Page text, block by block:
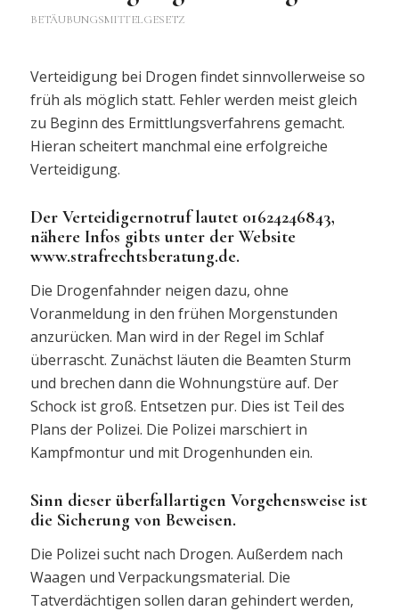
BETÄUBUNGSMITTELGESETZ
Verteidigung bei Drogen findet sinnvollerweise so
früh als möglich statt. Fehler werden meist gleich
zu Beginn des Ermittlungsverfahrens gemacht.
Hieran scheitert manchmal eine erfolgreiche
Verteidigung.
Der Verteidigernotruf lautet 01624246843,
nähere Infos gibts unter der Website
www.strafrechtsberatung.de.
Die Drogenfahnder neigen dazu, ohne
Voranmeldung in den frühen Morgenstunden
anzurücken. Man wird in der Regel im Schlaf
überrascht. Zunächst läuten die Beamten Sturm
und brechen dann die Wohnungstüre auf. Der
Schock ist groß. Entsetzen pur. Dies ist Teil des
Plans der Polizei. Die Polizei marschiert in
Kampfmontur und mit Drogenhunden ein.
Sinn dieser überfallartigen Vorgehensweise ist
die Sicherung von Beweisen.
Die Polizei sucht nach Drogen. Außerdem nach
Waagen und Verpackungsmaterial. Die
Tatverdächtigen sollen daran gehindert werden,